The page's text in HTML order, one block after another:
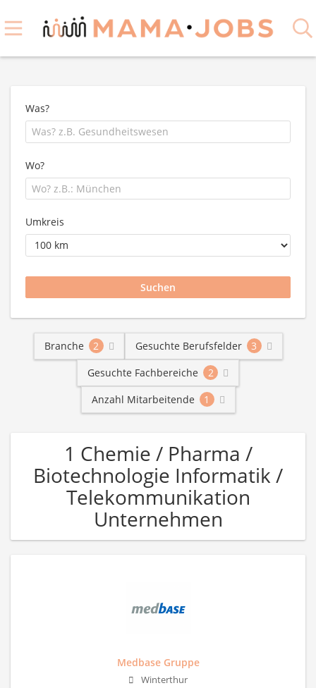
Was?
Wo?
Umkreis
Branche 2 Gesuchte Berufsfelder
3
Gesuchte Fachbereiche
2
Anzahl Mitarbeitende
1
1 Chemie / Pharma /
Biotechnologie Informatik /
Telekommunikation
Unternehmen
Medbase Gruppe
Winterthur